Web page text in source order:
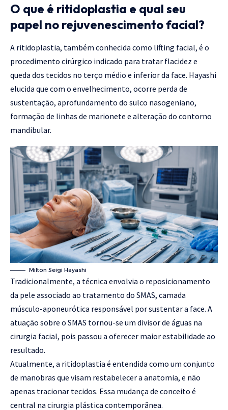
O que é ritidoplastia e qual seu
papel no rejuvenescimento facial?
A ritidoplastia, também conhecida como lifting facial, é o
procedimento cirúrgico indicado para tratar flacidez e
queda dos tecidos no terço médio e inferior da face. Hayashi
elucida que com o envelhecimento, ocorre perda de
sustentação, aprofundamento do sulco nasogeniano,
formação de linhas de marionete e alteração do contorno
mandibular.
Milton Seigi Hayashi
Tradicionalmente, a técnica envolvia o reposicionamento
da pele associado ao tratamento do SMAS, camada
músculo-aponeurótica responsável por sustentar a face. A
atuação sobre o SMAS tornou-se um divisor de águas na
cirurgia facial, pois passou a oferecer maior estabilidade ao
resultado.
Atualmente, a ritidoplastia é entendida como um conjunto
de manobras que visam restabelecer a anatomia, e não
apenas tracionar tecidos. Essa mudança de conceito é
central na cirurgia plástica contemporânea.